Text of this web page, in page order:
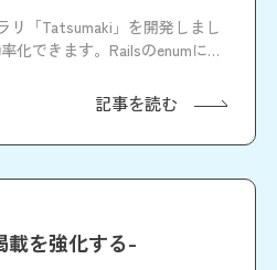
リ「Tatsumaki」を開発しまし
化できます。Railsのenumにも
記事を読む
載を強化する-